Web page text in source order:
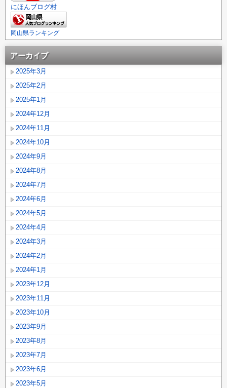
にほんブログ村
岡山県ランキング
アーカイブ
2025年3月
2025年2月
2025年1月
2024年12月
2024年11月
2024年10月
2024年9月
2024年8月
2024年7月
2024年6月
2024年5月
2024年4月
2024年3月
2024年2月
2024年1月
2023年12月
2023年11月
2023年10月
2023年9月
2023年8月
2023年7月
2023年6月
2023年5月